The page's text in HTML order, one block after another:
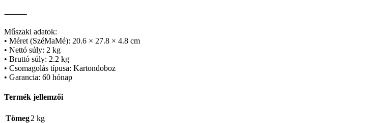
⸻
Műszaki adatok:
• Méret (SzéMaMé): 20.6 × 27.8 × 4.8 cm
• Nettó súly: 2 kg
• Bruttó súly: 2.2 kg
• Csomagolás típusa: Kartondoboz
• Garancia: 60 hónap
Termék jellemzői
Tömeg2 kg